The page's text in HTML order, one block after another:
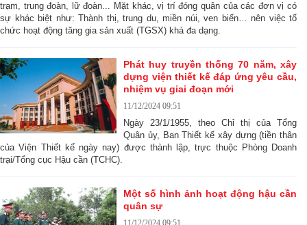
trạm, trung đoàn, lữ đoàn... Mặt khác, vị trí đóng quân của các đơn vị có
sự khác biệt như: Thành thị, trung du, miền núi, ven biển… nên việc tổ
chức hoạt động tăng gia sản xuất (TGSX) khá đa dạng.
Phát huy truyền thống 70 năm, xây
dựng viện thiết kế đáp ứng yêu cầu,
nhiệm vụ giai đoạn mới
11/12/2024 09:51
Ngày 23/1/1955, theo Chỉ thị của Tổng
Quân ủy, Ban Thiết kế xây dựng (tiền thân
của Viện Thiết kế ngày nay) được thành lập, trực thuộc Phòng Doanh
trại/Tổng cục Hậu cần (TCHC).
Một số hình ảnh hoạt động hậu cần
quân sự